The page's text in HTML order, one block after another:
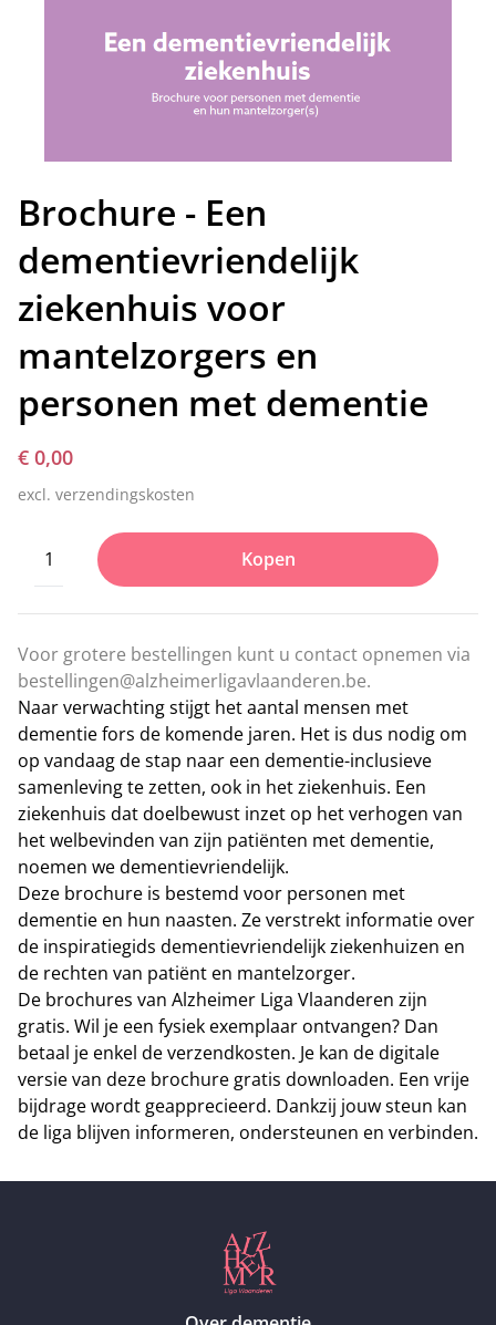
Brochure - Een
dementievriendelijk
ziekenhuis voor
mantelzorgers en
personen met dementie
€ 0,00
excl. verzendingskosten
Kopen
Voor grotere bestellingen kunt u contact opnemen via
bestellingen@alzheimerligavlaanderen.be.
Naar verwachting stijgt het aantal mensen met
dementie fors de komende jaren. Het is dus nodig om
op vandaag de stap naar een dementie-inclusieve
samenleving te zetten, ook in het ziekenhuis. Een
ziekenhuis dat doelbewust inzet op het verhogen van
het welbevinden van zijn patiënten met dementie,
noemen we dementievriendelijk.
Deze brochure is bestemd voor personen met
dementie en hun naasten. Ze verstrekt informatie over
de inspiratiegids dementievriendelijk ziekenhuizen en
de rechten van patiënt en mantelzorger.
De brochures van Alzheimer Liga Vlaanderen zijn
gratis. Wil je een fysiek exemplaar ontvangen? Dan
betaal je enkel de verzendkosten. Je kan de digitale
versie van deze brochure gratis downloaden. Een vrije
bijdrage wordt geapprecieerd. Dankzij jouw steun kan
de liga blijven informeren, ondersteunen en verbinden.